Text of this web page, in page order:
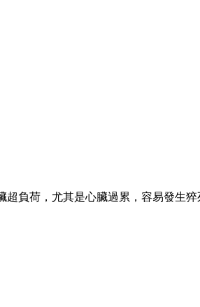
荷，尤其是心臟過累，容易發生猝